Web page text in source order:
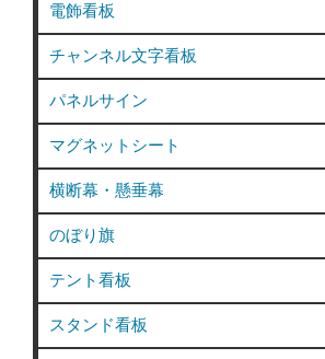
電飾看板
チャンネル文字看板
パネルサイン
マグネットシート
横断幕・懸垂幕
のぼり旗
テント看板
スタンド看板